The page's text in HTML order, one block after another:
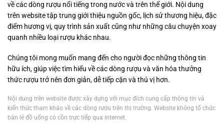
về các dòng rượu nổi tiếng trong nước và trên thế giới. Nội dung
trên website tập trung giới thiệu nguồn gốc, lịch sử thương hiệu, đặc
điểm hương vị, quy trình sản xuất cũng như những câu chuyện xoay
quanh nhiều loại rượu khác nhau.
Chúng tôi mong muốn mang đến cho người đọc những thông tin
hữu ích, giúp việc tìm hiểu về các dòng rượu và văn hóa thưởng
thức rượu trở nên đơn giản, dễ tiếp cận và thú vị hơn.
Nội dung trên website được xây dựng với mục đích cung cấp thông tin và
kiến thức tham khảo về các dòng rượu trên thị trường. Website không tổ chức
bán lẻ đồ uống có cồn trực tiếp qua internet.